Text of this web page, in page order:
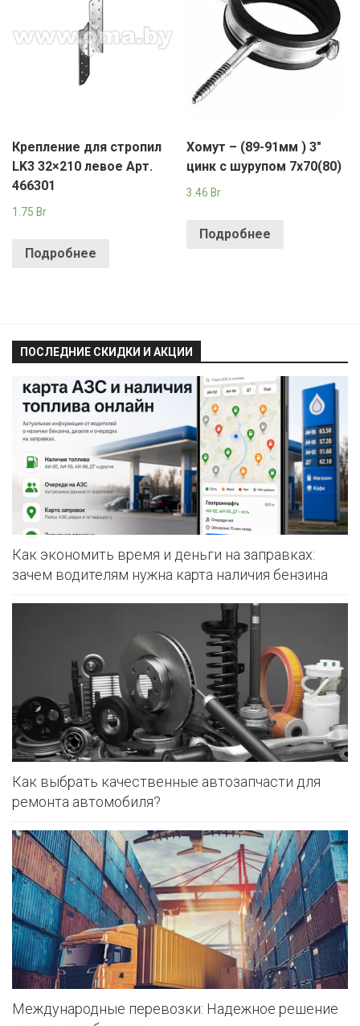
Крепление для стропил
LK3 32×210 левое Арт.
466301
1.75 Br
Подробнее
Хомут – (89-91мм ) 3″
цинк с шурупом 7х70(80)
3.46Br
Подробнее
ПОСЛЕДНИЕ СКИДКИ И АКЦИИ
Как экономить время и деньги на заправках:
зачем водителям нужна карта наличия бензина
Как выбрать качественные автозапчасти для
ремонта автомобиля?
Международные перевозки: Надежное решение